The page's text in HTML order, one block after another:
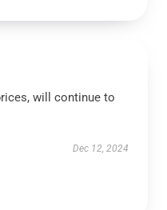
will continue to
Dec 12, 2024